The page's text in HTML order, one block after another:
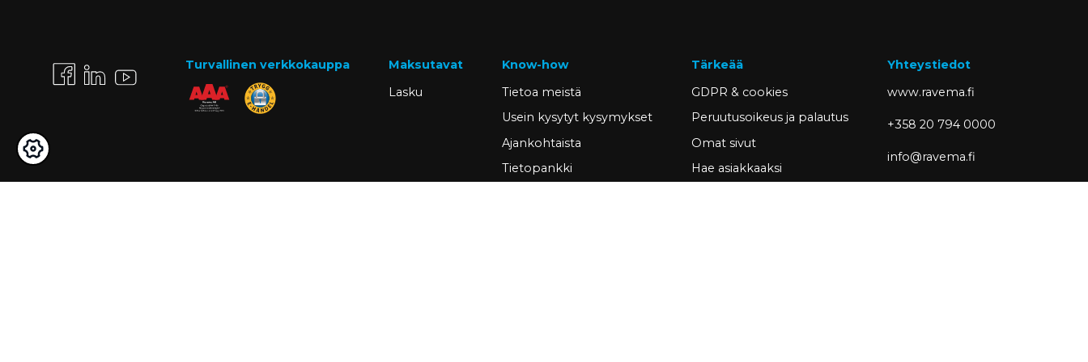
Turvallinen verkkokauppa
Maksutavat
Lasku
Know-how
Tietoa meistä
Usein kysytyt kysymykset
Ajankohtaista
Tietopankki
Tärkeää
GDPR & cookies
Peruutusoikeus ja palautus
Omat sivut
Hae asiakkaaksi
Yhteystiedot
www.ravema.fi
+358 20 794 0000
info@ravema.fi